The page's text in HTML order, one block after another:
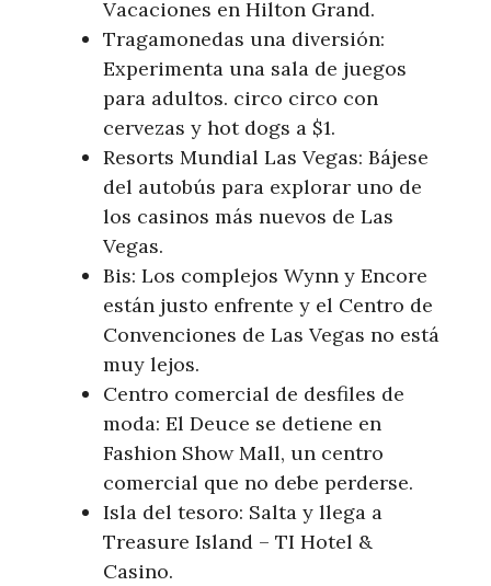
Vacaciones en Hilton Grand.
Tragamonedas una diversión:
Experimenta una sala de juegos
para adultos. circo circo con
cervezas y hot dogs a $1.
Resorts Mundial Las Vegas: Bájese
del autobús para explorar uno de
los casinos más nuevos de Las
Vegas.
Bis: Los complejos Wynn y Encore
están justo enfrente y el Centro de
Convenciones de Las Vegas no está
muy lejos.
Centro comercial de desfiles de
moda: El Deuce se detiene en
Fashion Show Mall, un centro
comercial que no debe perderse.
Isla del tesoro: Salta y llega a
Treasure Island – TI Hotel &
Casino.